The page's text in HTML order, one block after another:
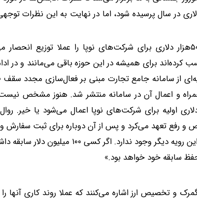
این سهمیه یا اختصاص یک سهمیه ۵۰۰ هزار دلاری در سال پرسیده شود، اما در نهایت به این
یکی از تجار فعال در زمینه واردات موبایل حذف سهمیه ۵۰۰هزار دلاری برای شرکت‌های نوپا را عملا توزیع
برای همیشه در این حوزه باقی می‌مانند و در
و اعمال آن در سامانه منتشر شد. هنوز مشخص
صورت خواهد بود؛ آیا همان سقف ۵۰۰ هزار دلاری اولیه برای شرکت‌های نوپا اعمال می‌شود یا
۵۰۰ هزار دلار کالا ترخیص و رفع تعهد می‌کرد و پس از آن دوباره برای ثبت
تخفیف آن اقدام می‌کرد. اما طبق صحبت‌های چند روز اخیر، این رویه دیگر وجود ندارد. اگر
سابقه خود خواهد بود.»
و تخصیص ارز اشاره می‌کنند که عملا روند کاری آنها را